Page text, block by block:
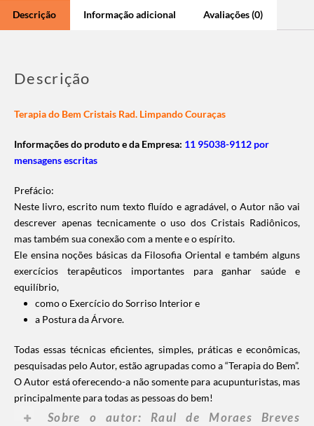
Descrição Informação adicional Avaliações (0)
Descrição
Terapia do Bem Cristais Rad. Limpando Couraças
Informações do produto e da Empresa: 11 95038-9112 por
mensagens escritas
Prefácio:
Neste livro, escrito num texto fluído e agradável, o Autor não vai
descrever apenas tecnicamente o uso dos Cristais Radiônicos,
mas também sua conexão com a mente e o espírito.
Ele ensina noções básicas da Filosofia Oriental e também alguns
exercícios terapêuticos importantes para ganhar saúde e
equilíbrio,
como o Exercício do Sorriso Interior e
a Postura da Árvore.
Todas essas técnicas eficientes, simples, práticas e econômicas,
pesquisadas pelo Autor, estão agrupadas como a “Terapia do Bem”.
O Autor está oferecendo-a não somente para acupunturistas, mas
principalmente para todas as pessoas do bem!
Sobre o autor: Raul de Moraes Breves